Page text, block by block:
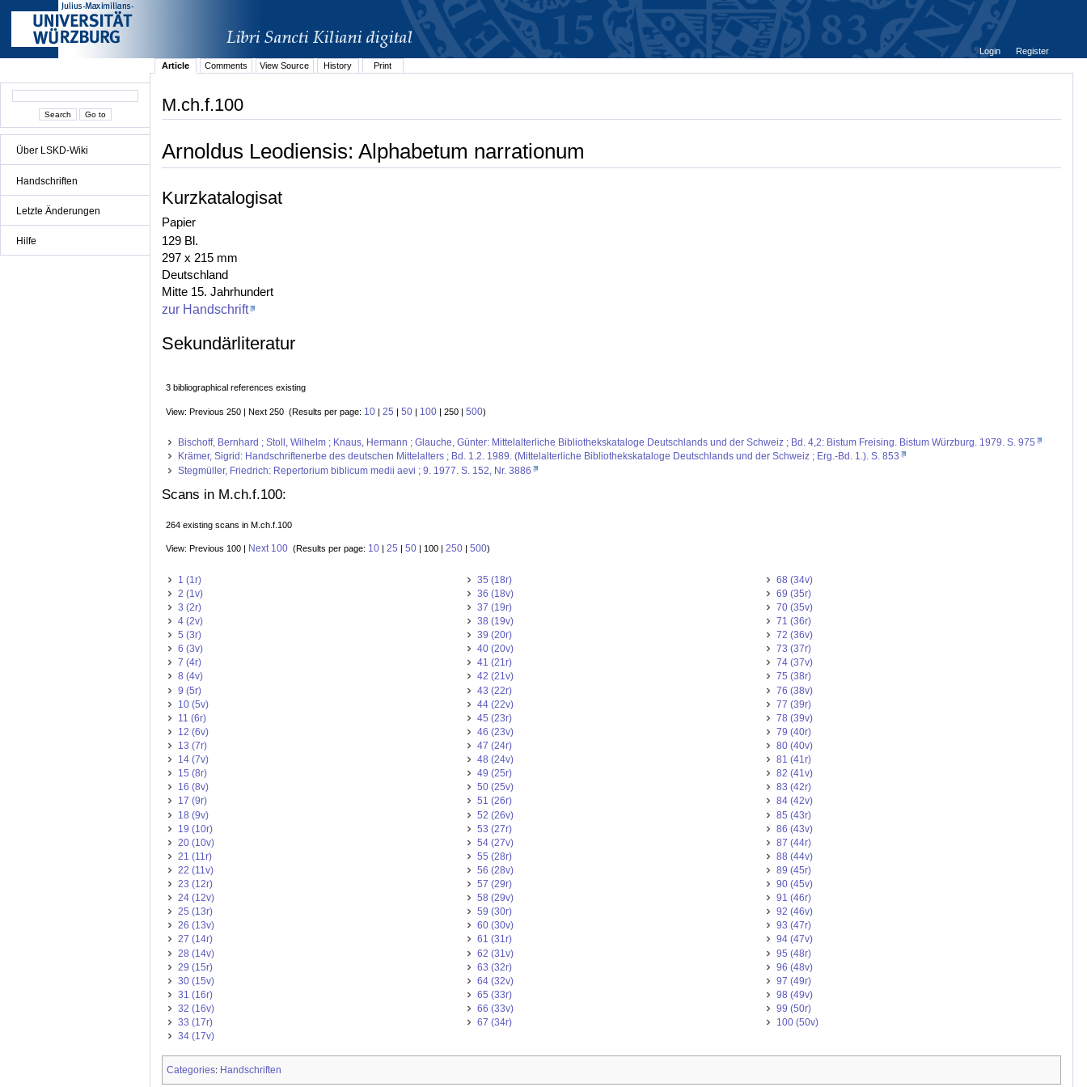
Über LSKD-Wiki
Handschriften
Letzte Änderungen
Hilfe
Login
Register
Article
Comments View Source History Print
M.ch.f.100
Arnoldus Leodiensis: Alphabetum narrationum
Kurzkatalogisat
Papier
129 Bl.
297 x 215 mm
Deutschland
Mitte 15. Jahrhundert
zur Handschrift
Sekundärliteratur
3 bibliographical references existing
View: Previous 250 | Next 250 (Results per page: 10 | 25 | 50 | 100 | 250 | 500)
Bischoff, Bernhard ; Stoll, Wilhelm ; Knaus, Hermann ; Glauche, Günter: Mittelalterliche Bibliothekskataloge Deutschlands und der Schweiz ; Bd. 4,2: Bistum Freising. Bistum Würzburg. 1979. S. 975
Krämer, Sigrid: Handschriftenerbe des deutschen Mittelalters ; Bd. 1.2. 1989. (Mittelalterliche Bibliothekskataloge Deutschlands und der Schweiz ; Erg.-Bd. 1.). S. 853
Stegmüller, Friedrich: Repertorium biblicum medii aevi ; 9. 1977. S. 152, Nr. 3886
Scans in M.ch.f.100:
264 existing scans in M.ch.f.100
View: Previous 100 | Next 100 (Results per page: 10 25 50 | 100 | 250 500)
1 (1r)
2 (1v)
3 (2r)
4 (2v)
5 (3r)
6 (3v)
7 (4r)
8 (4v)
9 (5r)
10 (5v)
11 (6r)
12 (6v)
13 (7r)
14 (7v)
15 (8r)
16 (8v)
17 (9r)
18 (9v)
19 (10r)
20 (10v)
21 (11r)
22 (11v)
23 (12r)
24 (12v)
25 (13r)
26 (13v)
27 (14r)
28 (14v)
29 (15r)
30 (15v)
31 (16r)
32 (16v)
33 (17r)
34 (17v)
35 (18r)
36 (18v)
37 (19r)
38 (19v)
39 (20r)
40 (20v)
41 (21r)
42 (21v)
43 (22r)
44 (22v)
45 (23r)
46 (23v)
47 (24r)
48 (24v)
49 (25r)
50 (25v)
51 (26r)
52 (26v)
53 (27r)
54 (27v)
55 (28r)
56 (28v)
57 (29r)
58 (29v)
59 (30r)
60 (30v)
61 (31r)
62 (31v)
63 (32r)
64 (32v)
65 (33r)
66 (33v)
67 (34r)
68 (34v)
69 (35r)
70 (35v)
71 (36r)
72 (36v)
73 (37r)
74 (37v)
75 (38r)
76 (38v)
77 (39r)
78 (39v)
79 (40r)
80 (40v)
81 (41r)
82 (41v)
83 (42r)
84 (42v)
85 (43r)
86 (43v)
87 (44r)
88 (44v)
89 (45r)
90 (45v)
91 (46r)
92 (46v)
93 (47r)
94 (47v)
95 (48r)
96 (48v)
97 (49r)
98 (49v)
99 (50r)
100 (50v)
Categories: Handschriften